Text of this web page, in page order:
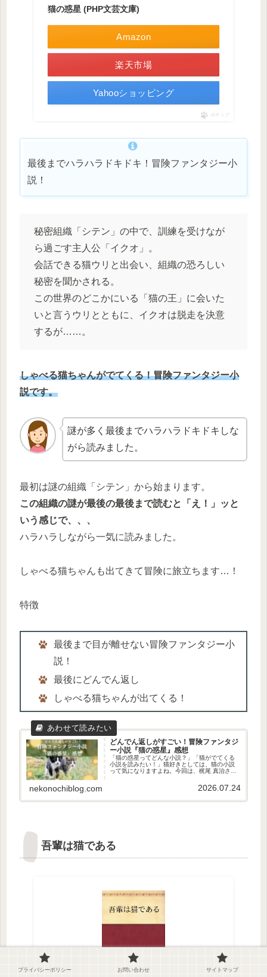
猫の惑星 (PHP文芸文庫)
Amazon
楽天市場
Yahooショッピング
ポチップ
最後までハラハラドキドキ！冒険ファンタジー小
説！
秘密組織「シテン」の中で、訓練を受けなが
ら過ごす主人公「イクオ」。
会話できる猫ウリと出会い、組織の恐ろしい
秘密を聞かされる。
この世界のどこかにいる「猫の王」に会いた
いと言うウリとともに、イクオは脱走を決意
するが……。
しゃべる猫ちゃんがでてくる！冒険ファンタジー小
説です。
謎が多く最後までハラハラドキドキしな
がら読みました。
最初は謎の組織「シテン」から始まります。
この組織の謎が最後の最後まで読むと「え！」ッと
いう感じで、、、
ハラハラしながら一気に読みました。
しゃべる猫ちゃんも出てきて冒険に旅立ちます…！
特徴
最後まで目が離せない冒険ファンタジー小
説！
最後にどんでん返し
しゃべる猫ちゃんが出てくる！
どんでん返しがすごい！冒険ファンタジ
ー小説『猫の惑星』感想
「猫の惑星ってどんな小説？」「猫がでてくる
小説を読みたい！」猫好きとしては、猫の小説
って気になりますよね。今回は、梶尾 真治さん
ハラハラドキドキしながら一気に読んでしまい
ました！ということで、猫の惑...
nekonochiblog.com 2026.07.24
吾輩は猫である
プライバシーポリシー お問い合わせ サイトマップ